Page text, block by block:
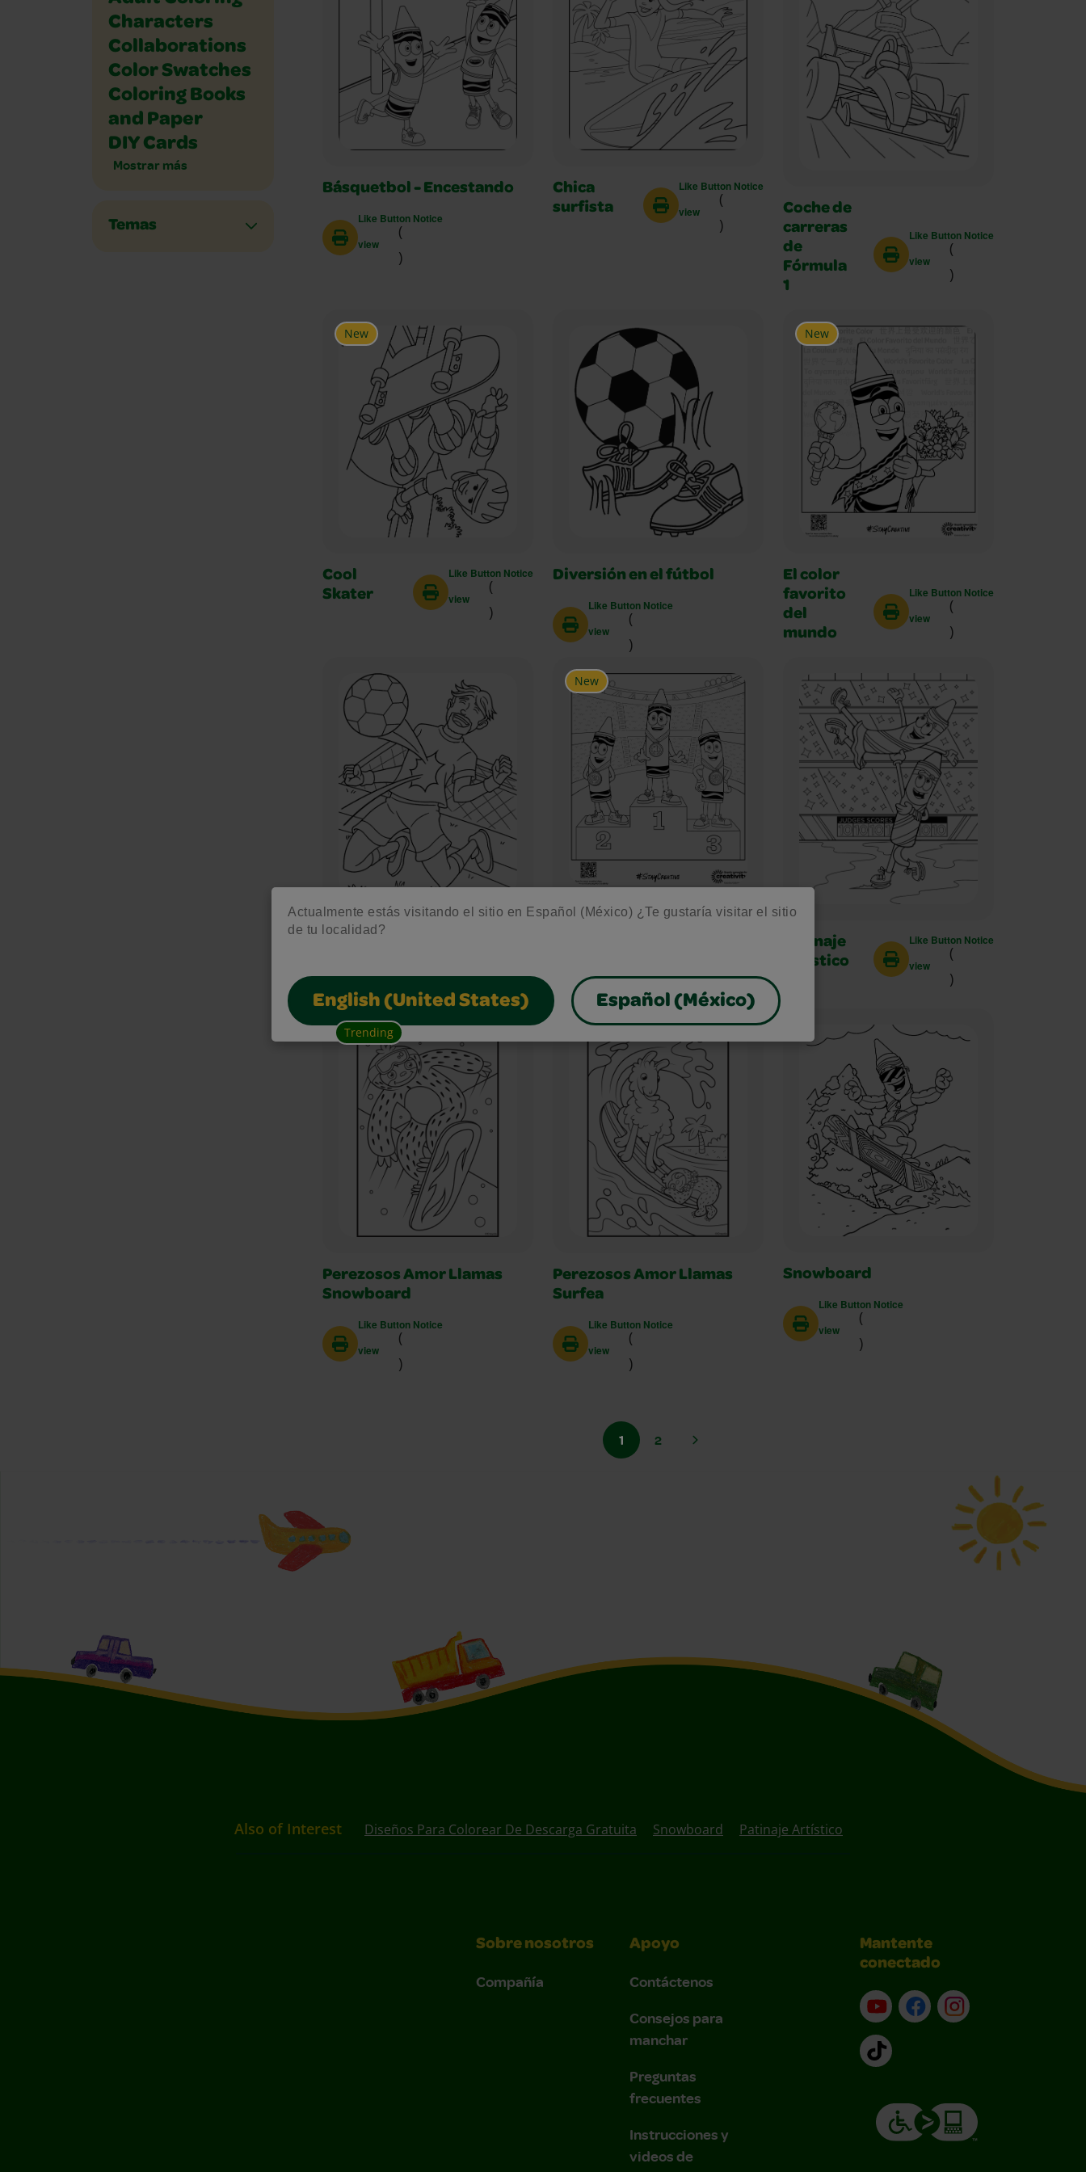
Actualmente estás visitando el sitio en Español (México) ¿Te gustaría visitar el sitio
de tu localidad?
English (United States) Español (México)
Characters
Collaborations
Color Swatches
Coloring Books
and Paper
DIY Cards
Mostrar más
Temas
Básquetbol - Encestando
Like Button Notice
(
view
)
Chica
surfista
Like Button Notice
(
view
)
Coche de
carreras
de
Fórmula
1
Like Button Notice
(
view
)
New
Cool
Skater
Like Button Notice
(
view
)
Diversión en el fútbol
Like Button Notice
(
view
)
New
El color
favorito
del
mundo
Like Button Notice
(
view
)
Futbolista
(
view
)
New
Los 3
Patinaje
artístico
Like Button Notice
(
view
)
Trending
Perezosos Amor Llamas
Snowboard
Like Button Notice
(
view
)
Perezosos Amor Llamas
Surfea
Like Button Notice
(
view
)
Snowboard
Like Button Notice
(
view
)
1 2
Also of Interest Diseños Para Colorear De Descarga Gratuita Snowboard Patinaje Artístico
Sobre nosotros
Compañía
Apoyo
Contáctenos
Consejos para
manchar
Preguntas
frecuentes
Instrucciones y
videos de
Mantente
conectado
YouTube (en inglés)
Facebook (en inglés)
Instagram (en
TikTok